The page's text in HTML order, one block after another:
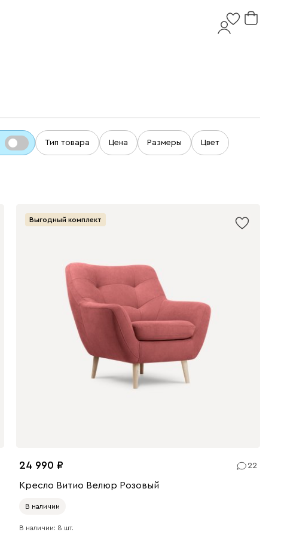
Тип товара Цена Размеры Цвет
Выгодный комплект
24 990 22
Кресло Витио Велюр Розовый
В наличии
В наличии: 8 шт.